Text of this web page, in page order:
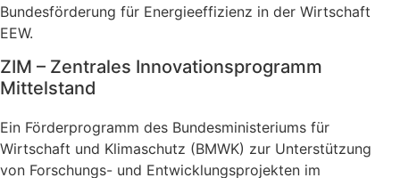
Bundesförderung für Energieeffizienz in der Wirtschaft
EEW.
ZIM – Zentrales Innovationsprogramm
Mittelstand
Ein Förderprogramm des Bundesministeriums für
Wirtschaft und Klimaschutz (BMWK) zur Unterstützung
von Forschungs- und Entwicklungsprojekten im